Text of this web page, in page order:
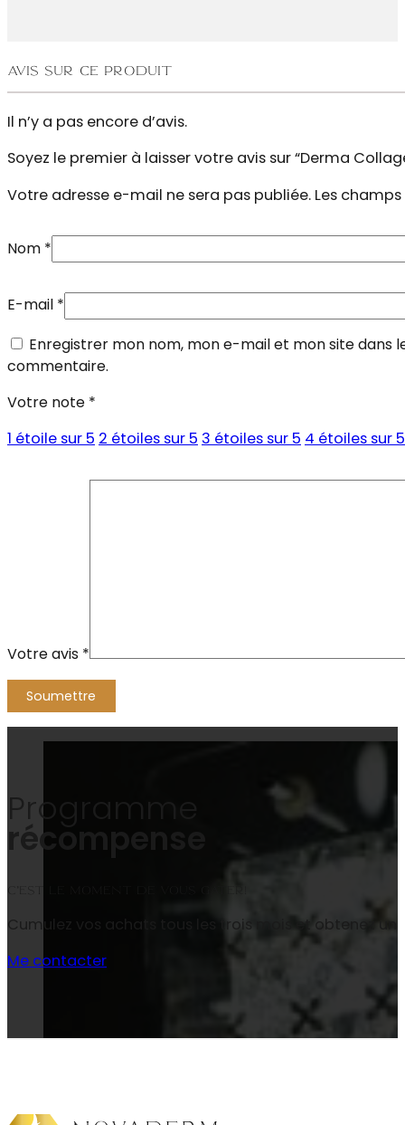
Avis sur ce produit
Il n’y a pas encore d’avis.
Soyez le premier à laisser votre avis sur “Derma
Votre adresse e-mail ne sera pas publiée. Les
Nom *
E-mail *
Enregistrer mon nom, mon e-mail et mon site dans
commentaire.
Votre note *
1 étoile sur 5 2 étoiles sur 5 3 étoiles sur 5 4 étoiles sur 5
Votre avis *
Alternative:
Programme
récompense
C’est le moment de vous gâter!
Cumulez vos achats tous les trois mois et obtenez
Me contacter